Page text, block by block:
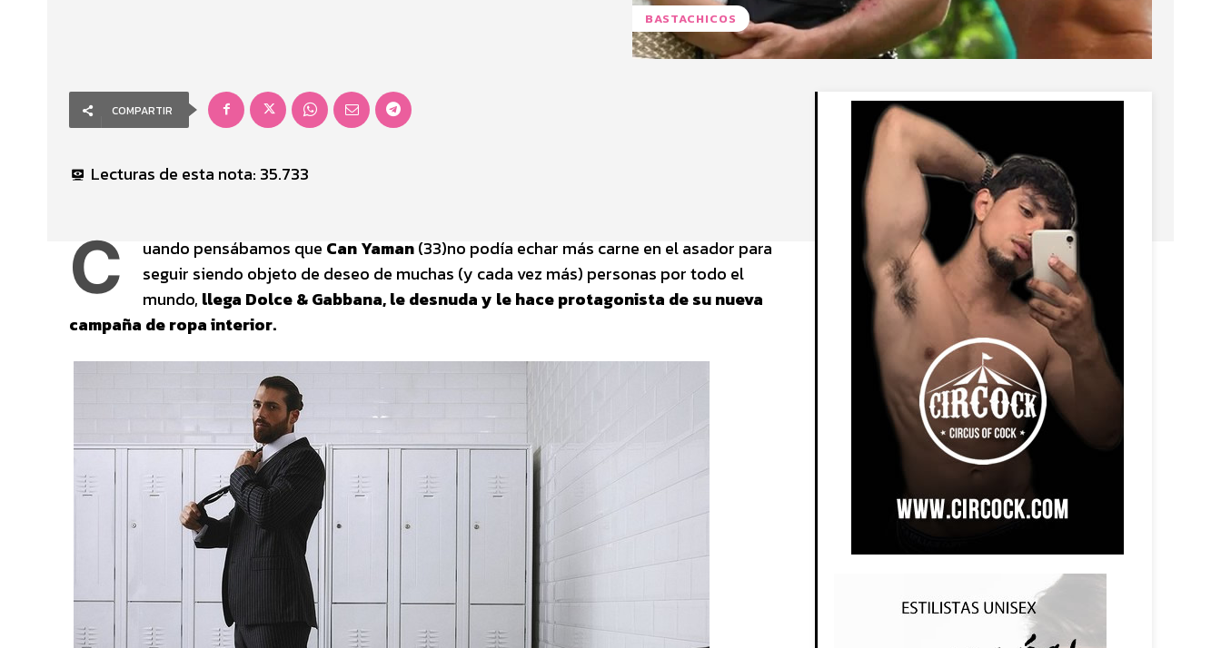
BASTACHICOS
COMPARTIR
Lecturas de esta nota: 35.733
C uando pensábamos que Can Yaman(33)no podía echar más carne en el asador para
seguir siendo objeto de deseo de muchas (y cada vez más) personas por todo el
mundo, llega Dolce & Gabbana, le desnuda y le hace protagonista de su nueva
campaña de ropa interior.